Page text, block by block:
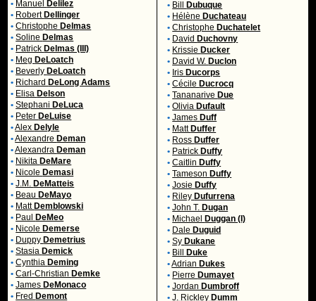
• Manuel
Delilez
• Robert Dellinger
• Christophe Delmas
• Soline Delmas
• Patrick Delmas (III)
• Meg DeLoatch
• Beverly DeLoatch
• Richard DeLong Adams
• Elisa Delson
• Stephani DeLuca
• Peter DeLuise
•Alex Delyle
•Alexandre Deman
•Alexandra Deman
• Nikita DeMare
• Nicole Demasi
• J.M. DeMatteis
• Beau DeMayo
• Matt Demblowski
• Paul
DeMeo
• Nicole Demerse
• Duppy Demetrius
• Stasia Demick
• Cynthia Deming
• Carl-Christian Demke
• James DeMonaco
• Fred Demont
• Bill
Dubuque
• Hélène Duchateau
• Christophe Duchatelet
• David Duchovny
• Krissie Ducker
• David W. Duclon
• Iris Ducorps
• Cécile Ducrocq
• Tananarive Due
• Olivia Dufault
• James Duff
• Matt Duffer
• Ross Duffer
• Patrick Duffy
• Caitlin Duffy
• Tameson Duffy
• Josie Duffy
• Riley Dufurrena
• John T. Dugan
• Michael
Duggan (I)
• Dale Duguid
• Sy Dukane
• Bill
Duke
•Adrian Dukes
• Pierre Dumayet
• Jordan Dumbroff
• J. Rickley Dumm